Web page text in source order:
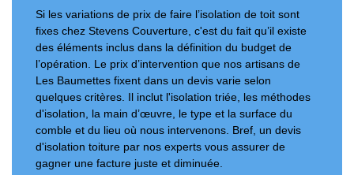
Si les variations de prix de faire l’isolation de toit sont
fixes chez Stevens Couverture, c'est du fait qu’il existe
des éléments inclus dans la définition du budget de
l’opération. Le prix d’intervention que nos artisans de
Les Baumettes fixent dans un devis varie selon
quelques critères. Il inclut l'isolation triée, les méthodes
d'isolation, la main d’œuvre, le type et la surface du
comble et du lieu où nous intervenons. Bref, un devis
d'isolation toiture par nos experts vous assurer de
gagner une facture juste et diminuée.